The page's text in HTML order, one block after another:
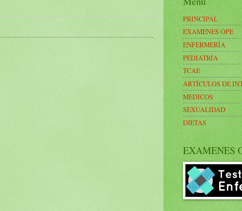
PRINCIPAL
EXAMENES OPE
ENFERMERÍA
PEDIATRÍA
TCAE
ARTÍCULOS DE
MEDICOS
SEXUALIDAD
DIETAS
EXAMENES